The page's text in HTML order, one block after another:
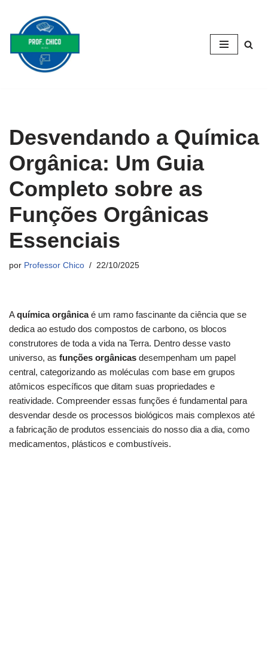
Pular
conteúdo
Desvendando a Química
Orgânica: Um Guia
Completo sobre as
Funções Orgânicas
Essenciais
por Professor Chico 22/10/2025
Aquímica orgânicaé um ramo fascinante da ciência que se
dedica ao estudo dos compostos de carbono, os blocos
construtores de toda a vida na Terra. Dentro desse vasto
universo, as funções orgânicas desempenham um papel
central, categorizando as moléculas com base em grupos
atômicos específicos que ditam suas propriedades e
reatividade. Compreender essas funções é fundamental para
desvendar desde os processos biológicos mais complexos até
a fabricação de produtos essenciais do nosso dia a dia, como
medicamentos, plásticos e combustíveis.